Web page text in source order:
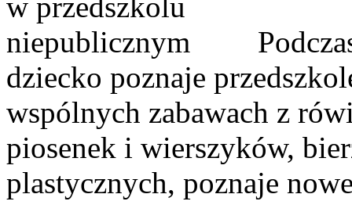
dziecko poznaje
wspólnych zabawach z
piosenek i wierszyków,
plastycznych, poznaje